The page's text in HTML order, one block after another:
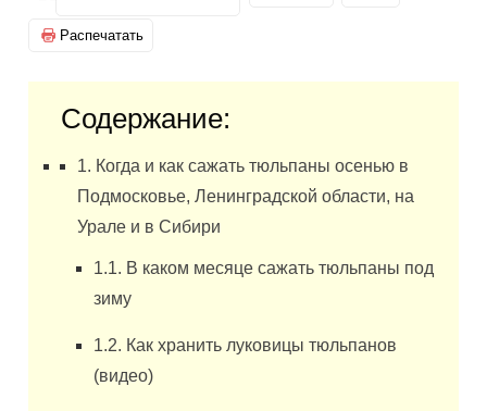
Распечатать
Содержание:
1. Когда и как сажать тюльпаны осенью в
Подмосковье, Ленинградской области, на
Урале и в Сибири
1.1. В каком месяце сажать тюльпаны под
зиму
1.2. Как хранить луковицы тюльпанов
(видео)